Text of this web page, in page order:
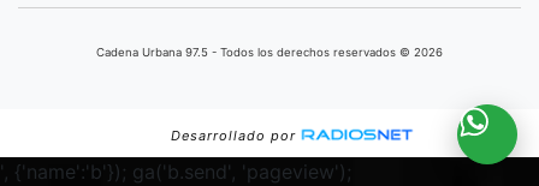
Cadena Urbana ​97.5 - Todos los derechos reservados © 2026
Desarrollado por
', {'name':'b'}); ga('b.send', 'pageview');